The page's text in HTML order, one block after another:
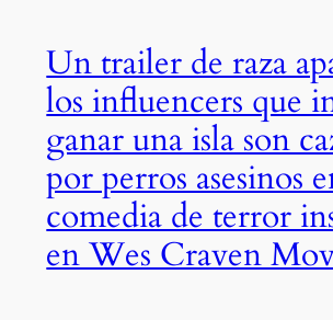
Un trailer de raza
los influencers que
ganar una isla son
por perros asesinos
comedia de terror
en Wes Craven